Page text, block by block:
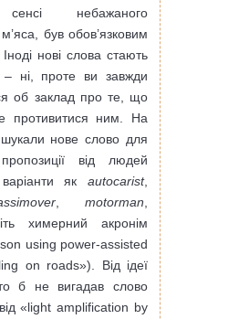
небажаного
був обов’язковим
нові слова стають
– ні, проте ви завжди
об заклад про те, що
противитися ним. На
нове слово для
від людей
як autocarist,
motorman
химерний акронім
using power-assisted
on roads»). Від ідеї
б не вигадав слово
«light amplification by